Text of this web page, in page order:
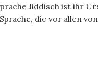
Jiddisch ist ihr
die vor allen